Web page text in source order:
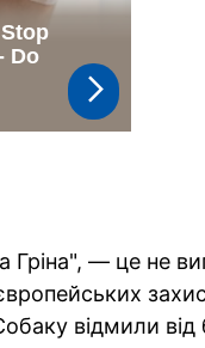
Гріна", — це не
відмили від